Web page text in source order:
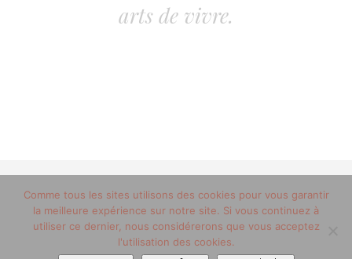
arts de vivre.
© 2012-2020 copyright trucsdemec.fr - blog lifestyle
masculin/Tous droits réservés
Mentions Légales
Comme tous les sites utilisons des cookies pour vous garantir
la meilleure expérience sur notre site. Si vous continuez à
utiliser ce dernier, nous considérerons que vous acceptez
l'utilisation des cookies.